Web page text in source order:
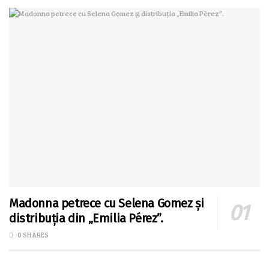
Madonna petrece cu Selena Gomez și
distribuția din „Emilia Pérez”.
0 SHARES